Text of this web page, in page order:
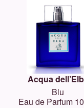
Acqua
Blu
Eau de Parfum